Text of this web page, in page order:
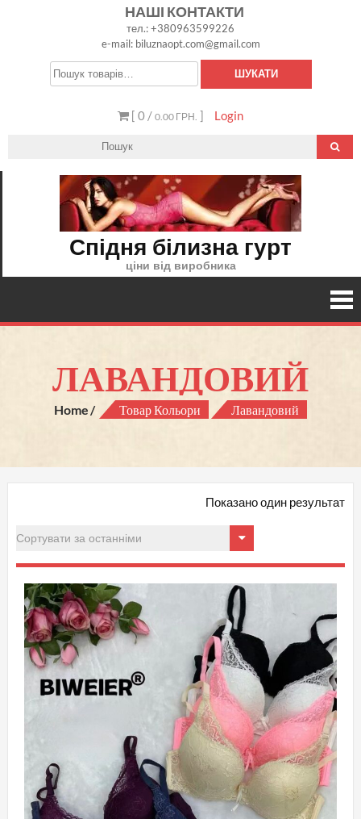
НАШІ КОНТАКТИ
тел.: +380963599226
e-mail: biluznaopt.com@gmail.com
Шукати:
ШУКАТИ
[ 0 / 0.00 ГРН. ] Login
Спідня білизна гурт
ціни від виробника
ЛАВАНДОВИЙ
Home Товар Кольори Лавандовий
Показано один результат